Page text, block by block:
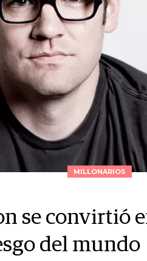
MILLONARIOS
se convirtió
del mundo